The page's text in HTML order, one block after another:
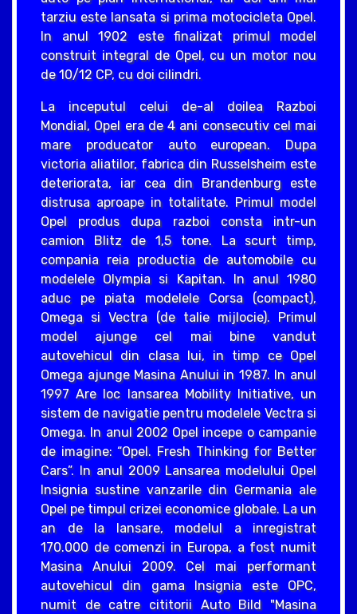
tarziu este lansata si prima motocicleta Opel.
In anul 1902 este finalizat primul model
construit integral de Opel, cu un motor nou
de 10/12 CP, cu doi cilindri.
La inceputul celui de-al doilea Razboi
Mondial, Opel era de 4 ani consecutiv cel mai
mare producator auto european. Dupa
victoria aliatilor, fabrica din Russelsheim este
deteriorata, iar cea din Brandenburg este
distrusa aproape in totalitate. Primul model
Opel produs dupa razboi consta intr-un
camion Blitz de 1,5 tone. La scurt timp,
compania reia productia de automobile cu
modelele Olympia si Kapitan. In anul 1980
aduc pe piata modelele Corsa (compact),
Omega si Vectra (de talie mijlocie). Primul
model ajunge cel mai bine vandut
autovehicul din clasa lui, in timp ce Opel
Omega ajunge Masina Anului in 1987. In anul
1997 Are loc lansarea Mobility Initiative, un
sistem de navigatie pentru modelele Vectra si
Omega. In anul 2002 Opel incepe o campanie
de imagine: “Opel. Fresh Thinking for Better
Cars”. In anul 2009 Lansarea modelului Opel
Insignia sustine vanzarile din Germania ale
Opel pe timpul crizei economice globale. La un
an de la lansare, modelul a inregistrat
170.000 de comenzi in Europa, a fost numit
Masina Anului 2009. Cel mai performant
autovehicul din gama Insignia este OPC,
numit de catre cititorii Auto Bild "Masina